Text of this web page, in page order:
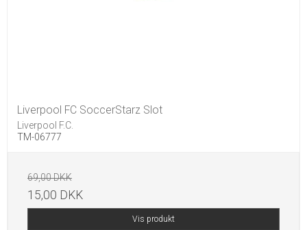
Liverpool FC SoccerStarz Slot
Liverpool F.C.
TM-06777
69,00 DKK
15,00 DKK
Vis produkt